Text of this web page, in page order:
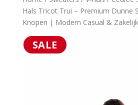
Hals Tricot Trui – Premium Dunne
Knopen | Modern Casual & Zakelijk
SALE